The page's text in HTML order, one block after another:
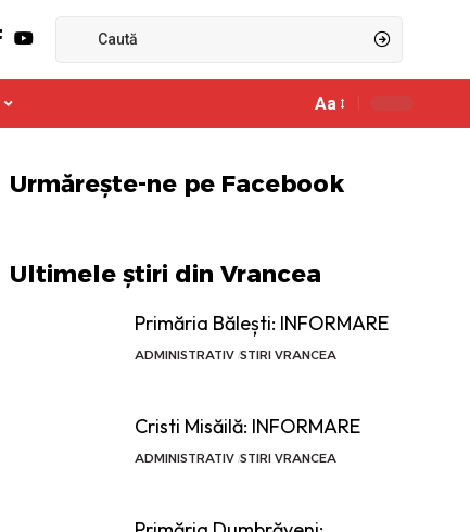
Ajustor
font
Aa
Urmărește-ne pe Facebook
Ultimele știri din Vrancea
Primăria Bălești: INFORMARE
ADMINISTRATIV STIRI VRANCEA
Cristi Misăilă: INFORMARE
ADMINISTRATIV STIRI VRANCEA